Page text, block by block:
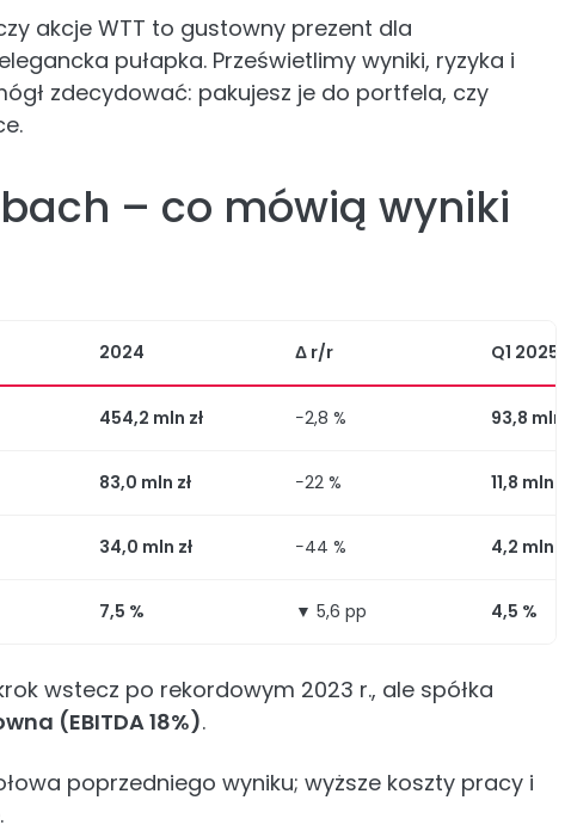
akcje WTT to gustowny prezent dla
pułapka. Prześwietlimy wyniki, ryzyka i
zdecydować: pakujesz je do portfela, czy
– co mówią wyniki
2024 Δ r/r Q1 2025
454,2 mln zł −2,8 % 93,8 mln zł
83,0 mln zł −22 % 11,8 mln zł
34,0 mln zł −44 % 4,2 mln zł
7,5 % ▼ 5,6 pp 4,5 %
wstecz po rekordowym 2023 r., ale spółka
(EBITDA 18%).
poprzedniego wyniku; wyższe koszty pracy i